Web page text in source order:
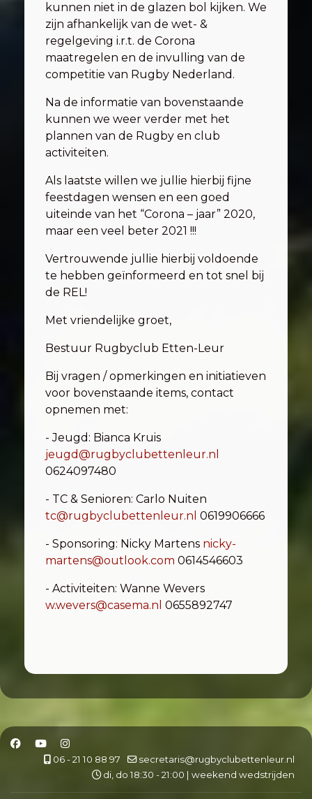
kunnen niet in de glazen bol kijken. We
zijn afhankelijk van de wet- &
regelgeving i.r.t. de Corona
maatregelen en de invulling van de
competitie van Rugby Nederland.
Na de informatie van bovenstaande
kunnen we weer verder met het
plannen van de Rugby en club
activiteiten.
Als laatste willen we jullie hierbij fijne
feestdagen wensen en een goed
uiteinde van het “Corona – jaar” 2020,
maar een veel beter 2021 !!!
Vertrouwende jullie hierbij voldoende
te hebben geïnformeerd en tot snel bij
de REL!
Met vriendelijke groet,
Bestuur Rugbyclub Etten-Leur
Bij vragen / opmerkingen en initiatieven
voor bovenstaande items, contact
opnemen met:
- Jeugd: Bianca Kruis
jeugd@rugbyclubettenleur.nl
0624097480
- TC & Senioren: Carlo Nuiten
tc@rugbyclubettenleur.nl 0619906666
- Sponsoring: Nicky Martens nicky-
martens@outlook.com 0614546603
- Activiteiten: Wanne Wevers
w.wevers@casema.nl 0655892747
06 - 21 10 88 97
secretaris@rugbyclubettenleur.nl
di, do 18:30 - 21:00 | weekend wedstrijden